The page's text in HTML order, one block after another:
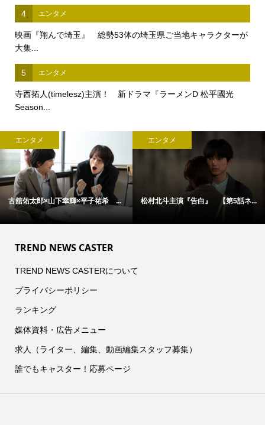
4 エンタメ
映画『翔んで埼玉』 総勢53体の埼玉県ご当地キャラクターが
大集...
5 エンタメ
寺西拓人(timelesz)主演！ 新ドラマ『ラーメンD 松平國光
Season...
ネ...
エンタメ
アン・ハサウェイ×ユアン・マクレ... 松村北斗主演『告白』 本日
TREND NEWS CASTER
TREND NEWS CASTERについて
プライバシーポリシー
ランキング
媒体資料・広告メニュー
求人（ライター、編集、動画編集スタッフ募集）
誰でもキャスター！応募ページ